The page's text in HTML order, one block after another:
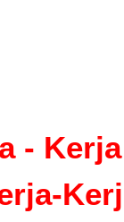
-